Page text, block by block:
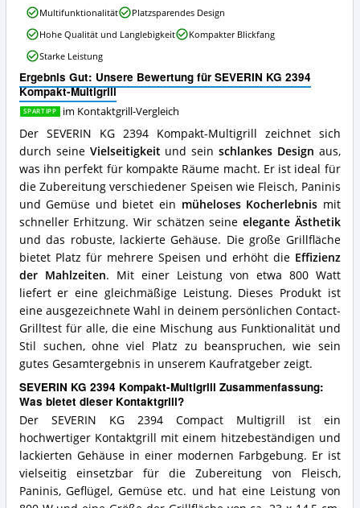
Ergebnis Gut: Unsere Bewertung für SEVERIN KG 2394
Kompakt-Multigrill
SPARTIPP im Kontaktgrill-Vergleich
Der SEVERIN KG 2394 Kompakt-Multigrill zeichnet sich
durch seine Vielseitigkeit und seinschlankes Design aus,
was ihn perfekt für kompakte Räume macht. Er ist ideal für
die Zubereitung verschiedener Speisen wie Fleisch, Paninis
und Gemüse und bietet ein müheloses Kocherlebnis mit
schneller Erhitzung. Wir schätzen seineelegante Ästhetik
und das robuste, lackierte Gehäuse. Die große Grillfläche
bietet Platz für mehrere Speisen und erhöht die Effizienz
der Mahlzeiten. Mit einer Leistung von etwa 800 Watt
liefert er eine gleichmäßige Leistung. Dieses Produkt ist
eine ausgezeichnete Wahl in deinem persönlichen Contact-
Grilltest für alle, die eine Mischung aus Funktionalität und
Stil suchen, ohne viel Platz zu beanspruchen, wie sein
gutes Gesamtergebnis in unserem Kaufratgeber zeigt.
SEVERIN KG 2394 Kompakt-Multigrill Zusammenfassung:
Was bietet dieser Kontaktgrill?
Der SEVERIN KG 2394 Compact Multigrill ist ein
hochwertiger Kontaktgrill mit einem hitzebeständigen und
lackierten Gehäuse in einer modernen Farbgebung. Er ist
vielseitig einsetzbar für die Zubereitung von Fleisch,
Paninis, Geflügel, Gemüse etc. und hat eine Leistung von
SEVERIN
KG
2394
Kompakt-
Multigrill
Vorteile:
Was
spricht
diesen
Kontaktgrill?
Multifunktionalität
Platzsparendes Design
Hohe Qualität und Langlebigkeit
Kompakter Blickfang
Starke Leistung